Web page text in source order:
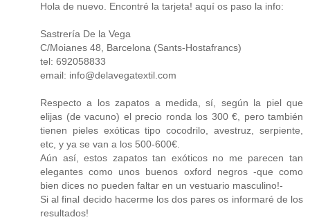
Hola de nuevo. Encontré la tarjeta! aquí os paso la info:
Sastrería De la Vega
C/Moianes 48, Barcelona (Sants-Hostafrancs)
tel: 692058833
email: info@delavegatextil.com
Respecto a los zapatos a medida, sí, según la piel que
elijas (de vacuno) el precio ronda los 300 €, pero también
tienen pieles exóticas tipo cocodrilo, avestruz, serpiente,
etc, y ya se van a los 500-600€.
Aún así, estos zapatos tan exóticos no me parecen tan
elegantes como unos buenos oxford negros -que como
bien dices no pueden faltar en un vestuario masculino!-
Si al final decido hacerme los dos pares os informaré de los
resultados!